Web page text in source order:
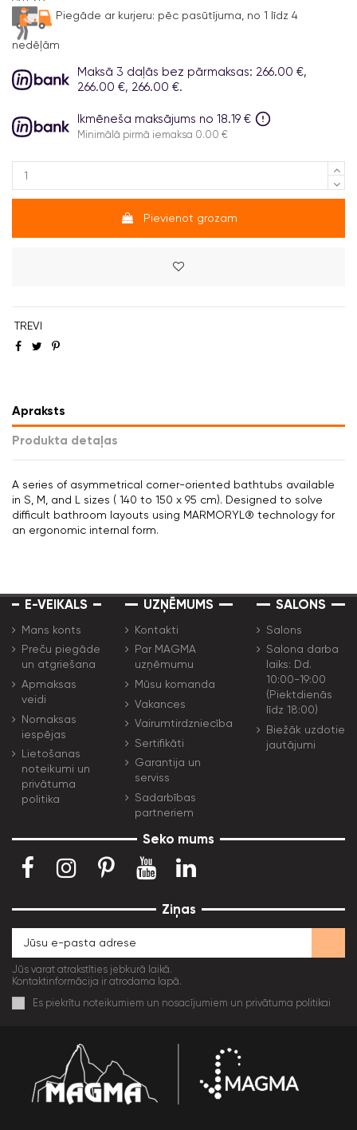
Piegāde ar kurjeru: pēc pasūtījuma, no 1 līdz 4
nedēļām
Maksā 3 daļās bez pārmaksas: 266.00 €,
266.00 €, 266.00 €.
Ikmēneša maksājums no 18.19 €
Minimālā pirmā iemaksa 0.00 €
Pievienot grozam
TREVI
Apraksts
Produkta detaļas
A series of asymmetrical corner-oriented bathtubs available
in S, M, and L sizes ( 140 to 150 x 95 cm). Designed to solve
difficult bathroom layouts using MARMORYL® technology for
an ergonomic internal form.
E-VEIKALS
Mans konts
Preču piegāde
un atgriešana
Apmaksas
veidi
Nomaksas
iespējas
Lietošanas
noteikumi un
privātuma
politika
UZŅĒMUMS
Kontakti
Par MAGMA
uzņēmumu
Mūsu komanda
Vakances
Vairumtirdzniecība
Sertifikāti
Garantija un
serviss
Sadarbības
partneriem
SALONS
Salons
Salona darba
laiks: Dd.
10:00-19:00
(Piektdienās
līdz 18:00)
Biežāk uzdotie
jautājumi
Seko mums
Ziņas
Jūs varat atrakstīties jebkurā laikā.
Kontaktinformācija ir atrodama lapā.
Es piekrītu noteikumiem un nosacījumiem un privātuma politikai